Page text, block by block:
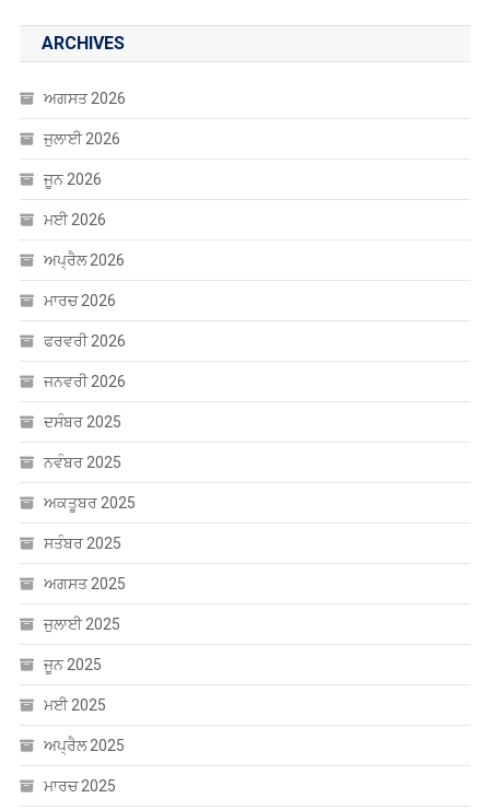
ARCHIVES
ਅਗਸਤ 2026
ਜੁਲਾਈ 2026
ਜੂਨ 2026
ਮਈ 2026
ਅਪ੍ਰੈਲ 2026
ਮਾਰਚ 2026
ਫਰਵਰੀ 2026
ਜਨਵਰੀ 2026
ਦਸੰਬਰ 2025
ਨਵੰਬਰ 2025
ਅਕਤੂਬਰ 2025
ਸਤੰਬਰ 2025
ਅਗਸਤ 2025
ਜੁਲਾਈ 2025
ਜੂਨ 2025
ਮਈ 2025
ਅਪ੍ਰੈਲ 2025
ਮਾਰਚ 2025